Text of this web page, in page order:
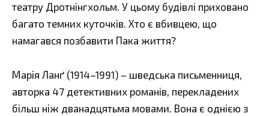
театру Дротнінгхольм. У цьому будівлі приховано
багато темних куточків. Хто є вбивцею, що
намагався позбавити Пака життя?
Марія Ланґ (1914–1991) – шведська письменниця,
авторка 47 детективних романів, перекладених
більш ніж дванадцятьма мовами. Вона є однією з